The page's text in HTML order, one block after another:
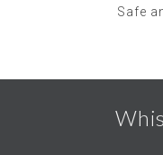
Safe